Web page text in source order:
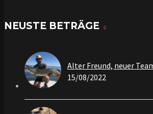
NEUSTE BETRÄGE
Alter Freund, neuer
15/08/2022